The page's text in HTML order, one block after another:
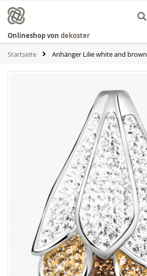
Inhalt
springen
Onlineshop von dekoster
Startseite Anhänger Lilie white and brown